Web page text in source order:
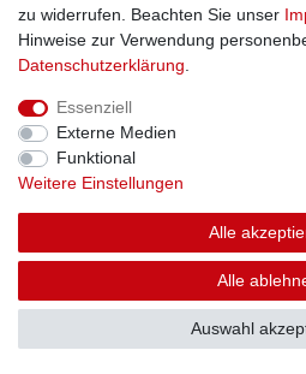
zu widerrufen. Beachten Sie unser
Hinweise zur Verwendung
Daten­schutz­erklärung
Essenziell
Externe Medien
Funktional
Weitere Einstellungen
Alle
Alle
Auswahl